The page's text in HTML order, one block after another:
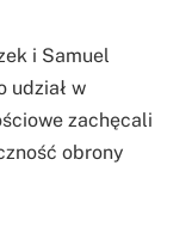
i Samuel
udział w
zachęcali
obrony